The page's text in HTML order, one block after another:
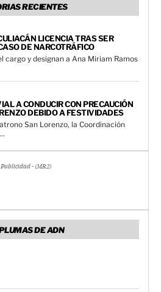
RECIENTES
LICENCIA TRAS SER
DE NARCOTRÁFICO
cargo y designan a Ana Miriam Ramos
A CONDUCIR CON PRECAUCIÓN
DEBIDO A FESTIVIDADES
San Lorenzo, la Coordinación
Publicidad - (MR2)
DE ADN